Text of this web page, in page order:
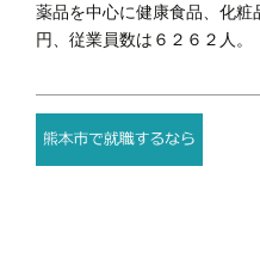
薬品を中心に健康食品、化
円、従業員数は６２６２人。